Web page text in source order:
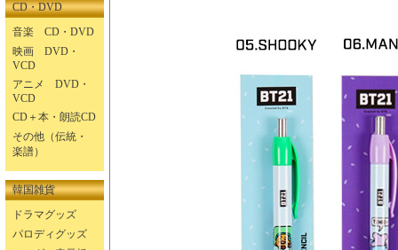
CD・DVD
音楽 CD・DVD
映画 DVD・
VCD
アニメ DVD・
VCD
CD＋本・朗読CD
その他（伝統・
楽譜）
韓国雑貨
ドラマグッズ
パロディグッズ